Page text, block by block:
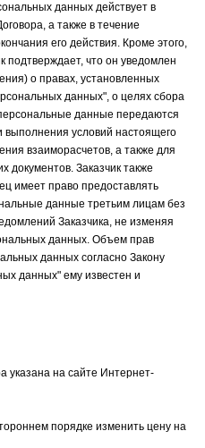
данных действует в
а также в течение
его действия. Кроме этого,
подтверждает, что он уведомлен
о правах, установленных
данных", о целях сбора
данные передаются
выполнения условий настоящего
взаиморасчетов, а также для
документов. Заказчик также
имеет право предоставлять
данные третьим лицам без
Заказчика, не изменяя
данных. Объем прав
данных согласно Закону
данных" ему известен и
указана на сайте Интернет-
порядке изменить цену на